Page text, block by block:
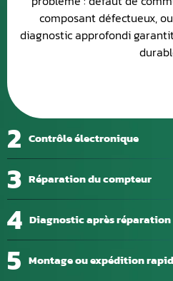
2 Contrôle électronique
3 Réparation du compteur
4 Diagnostic après réparation
5 Montage ou expédition
composant défectueux,
diagnostic approfondi